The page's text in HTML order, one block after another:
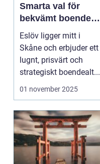
Smarta val för
bekvämt boende i
hjärtat av Skåne
Eslöv ligger mitt i
Skåne och erbjuder ett
lugnt, prisvärt och
strategiskt boendealt...
01 november 2025